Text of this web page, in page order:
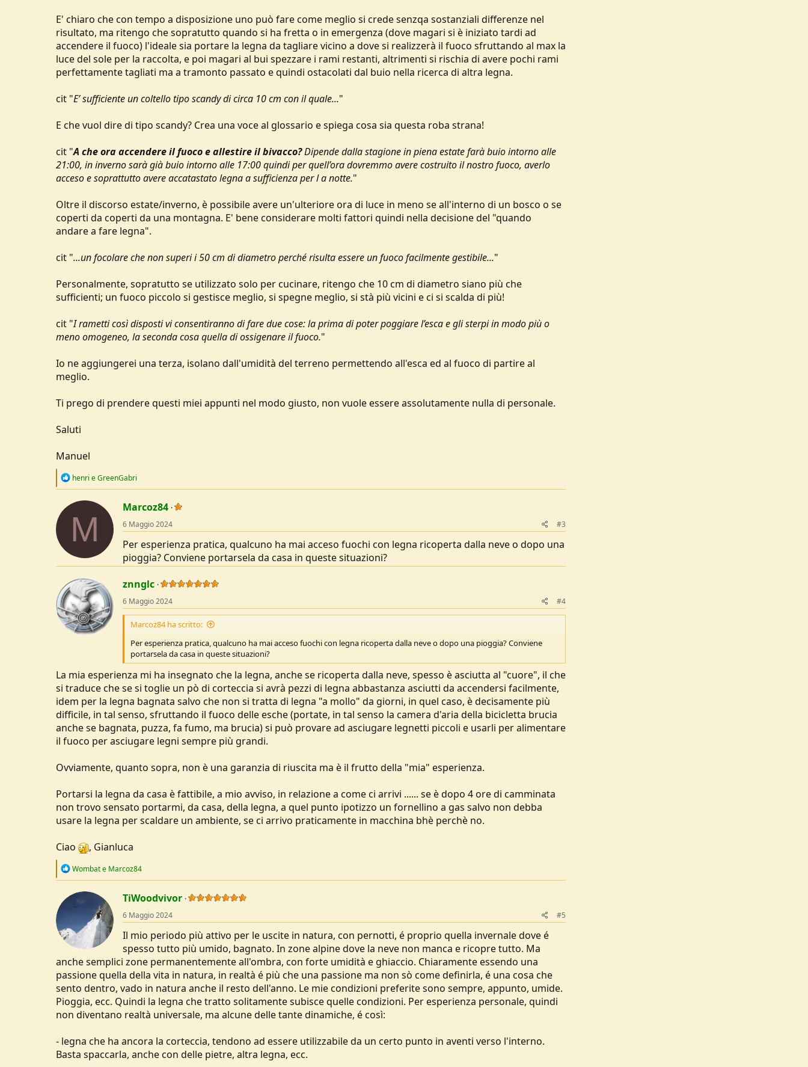
E' chiaro che con tempo a disposizione uno può fare come meglio si crede senzqa sostanziali differenze nel
risultato, ma ritengo che sopratutto quando si ha fretta o in emergenza (dove magari si è iniziato tardi ad
accendere il fuoco) l'ideale sia portare la legna da tagliare vicino a dove si realizzerà il fuoco sfruttando al max la
luce del sole per la raccolta, e poi magari al bui spezzare i rami restanti, altrimenti si rischia di avere pochi rami
perfettamente tagliati ma a tramonto passato e quindi ostacolati dal buio nella ricerca di altra legna.
cit "E’ sufficiente un coltello tipo scandy di circa 10 cm con il quale..."
E che vuol dire di tipo scandy? Crea una voce al glossario e spiega cosa sia questa roba strana!
cit "A che ora accendere il fuoco e allestire il bivacco?Dipende dalla stagione in piena estate farà buio intorno alle
21:00, in inverno sarà già buio intorno alle 17:00 quindi per quell’ora dovremmo avere costruito il nostro fuoco, averlo
acceso e soprattutto avere accatastato legna a sufficienza per l a notte."
Oltre il discorso estate/inverno, è possibile avere un'ulteriore ora di luce in meno se all'interno di un bosco o se
coperti da coperti da una montagna. E' bene considerare molti fattori quindi nella decisione del "quando
andare a fare legna".
cit "...un focolare che non superi i 50 cm di diametro perché risulta essere un fuoco facilmente gestibile..."
Personalmente, sopratutto se utilizzato solo per cucinare, ritengo che 10 cm di diametro siano più che
sufficienti; un fuoco piccolo si gestisce meglio, si spegne meglio, si stà più vicini e ci si scalda di più!
cit "I rametti così disposti vi consentiranno di fare due cose: la prima di poter poggiare l’esca e gli sterpi in modo più o
meno omogeneo, la seconda cosa quella di ossigenare il fuoco."
Io ne aggiungerei una terza, isolano dall'umidità del terreno permettendo all'esca ed al fuoco di partire al
meglio.
Ti prego di prendere questi miei appunti nel modo giusto, non vuole essere assolutamente nulla di personale.
Saluti
Manuel
R
c
t
n
s
henri eGreenGabri
M
Marcoz84
6 Maggio 2024 #3
Per esperienza pratica, qualcuno ha mai acceso fuochi con legna ricoperta dalla neve o dopo una
pioggia? Conviene portarsela da casa in queste situazioni?
znnglc
6 Maggio 2024 #4
Marcoz84 ha scritto:
Per esperienza pratica, qualcuno ha mai acceso fuochi con legna ricoperta dalla neve o dopo una pioggia? Conviene
portarsela da casa in queste situazioni?
La mia esperienza mi ha insegnato che la legna, anche se ricoperta dalla neve, spesso è asciutta al "cuore", il che
si traduce che se si toglie un pò di corteccia si avrà pezzi di legna abbastanza asciutti da accendersi facilmente,
idem per la legna bagnata salvo che non si tratta di legna "a mollo" da giorni, in quel caso, è decisamente più
difficile, in tal senso, sfruttando il fuoco delle esche (portate, in tal senso la camera d'aria della bicicletta brucia
anche se bagnata, puzza, fa fumo, ma brucia) si può provare ad asciugare legnetti piccoli e usarli per alimentare
il fuoco per asciugare legni sempre più grandi.
Ovviamente, quanto sopra, non è una garanzia di riuscita ma è il frutto della "mia" esperienza.
Portarsi la legna da casa è fattibile, a mio avviso, in relazione a come ci arrivi ...... se è dopo 4 ore di camminata
non trovo sensato portarmi, da casa, della legna, a quel punto ipotizzo un fornellino a gas salvo non debba
usare la legna per scaldare un ambiente, se ci arrivo praticamente in macchina bhè perchè no.
Ciao
, Gianluca
R
c
o
n
s
Wombate Marcoz84
TiWoodvivor
6 Maggio 2024 #5
Il mio periodo più attivo per le uscite in natura, con pernotti, é proprio quella invernale dove é
spesso tutto più umido, bagnato. In zone alpine dove la neve non manca e ricopre tutto. Ma
anche semplici zone permanentemente all'ombra, con forte umidità e ghiaccio. Chiaramente essendo una
passione quella della vita in natura, in realtà é più che una passione ma non sò come definirla, é una cosa che
sento dentro, vado in natura anche il resto dell'anno. Le mie condizioni preferite sono sempre, appunto, umide.
Pioggia, ecc. Quindi la legna che tratto solitamente subisce quelle condizioni. Per esperienza personale, quindi
non diventano realtà universale, ma alcune delle tante dinamiche, é così:
- legna che ha ancora la corteccia, tendono ad essere utilizzabile da un certo punto in aventi verso l'interno.
Basta spaccarla, anche con delle pietre, altra legna, ecc.